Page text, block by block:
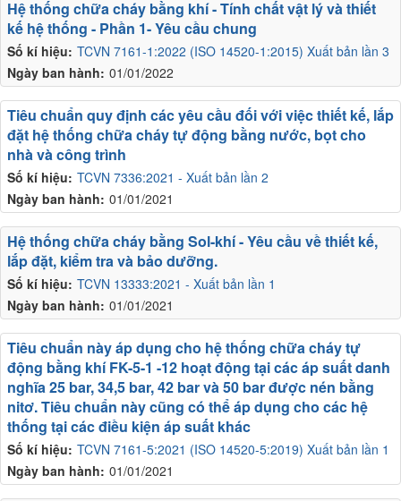
Số kí hiệu: TCVN 7161-1:2022 (ISO 14520-1:2015) Xuất bản lần 3
Ngày ban hành: 01/01/2022
Hệ thống chữa cháy bằng khí - Tính chất vật lý và thiết
kế hệ thống - Phần 1- Yêu cầu chung
Số kí hiệu: TCVN 7336:2021 - Xuất bản lần 2
Ngày ban hành: 01/01/2021
Tiêu chuẩn quy định các yêu cầu đối với việc thiết kế, lắp
đặt hệ thống chữa cháy tự động bằng nước, bọt cho
nhà và công trình
Số kí hiệu: TCVN 13333:2021 - Xuất bản lần 1
Ngày ban hành: 01/01/2021
Hệ thống chữa cháy bằng Sol-khí - Yêu cầu về thiết kế,
lắp đặt, kiểm tra và bảo dưỡng.
Số kí hiệu: TCVN 7161-5:2021 (ISO 14520-5:2019) Xuất bản lần 1
Ngày ban hành: 01/01/2021
Tiêu chuẩn này áp dụng cho hệ thống chữa cháy tự
động bằng khí FK-5-1 -12 hoạt động tại các áp suất danh
nghĩa 25 bar, 34,5 bar, 42 bar và 50 bar được nén bằng
nitơ. Tiêu chuẩn này cũng có thể áp dụng cho các hệ
thống tại các điều kiện áp suất khác